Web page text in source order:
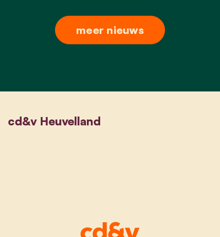
meer nieuws
cd&v Heuvelland